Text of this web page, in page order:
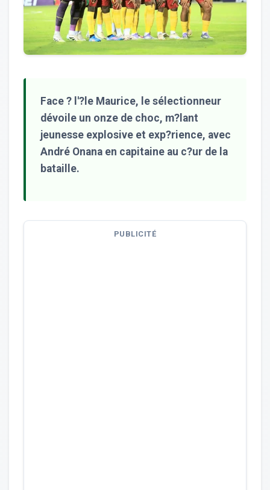
Face ? l'?le Maurice, le sélectionneur
dévoile un onze de choc, m?lant
jeunesse explosive et exp?rience, avec
André Onana en capitaine au c?ur de la
bataille.
PUBLICITÉ